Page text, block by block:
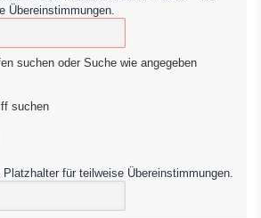
Übereinstimmungen.
suchen oder Suche wie angegeben
suchen
für teilweise Übereinstimmungen.